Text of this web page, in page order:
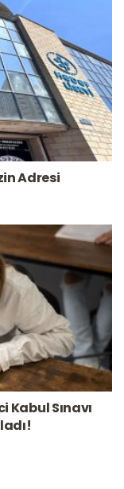
Adresi
Kabul Sınavı